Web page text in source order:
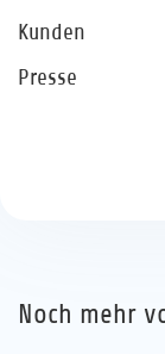
Kunden
Presse
Noch mehr